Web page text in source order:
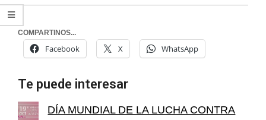
COMPARTINOS...
Facebook X WhatsApp
Te puede interesar
DÍA MUNDIAL DE LA LUCHA CONTRA